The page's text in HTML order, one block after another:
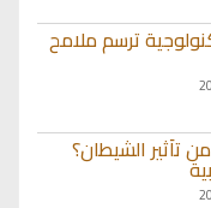
تكنولوجية ترسم ملامح
تأثير الشيطان؟